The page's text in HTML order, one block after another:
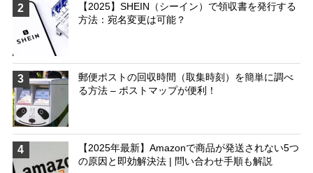
2
【2025】SHEIN（シーイン）で領収書を発行する
方法：宛名変更は可能？
3
郵便ポストの回収時間（取集時刻）を簡単に調べ
る方法 – ポストマップが便利！
4
【2025年最新】Amazonで商品が発送されない5つ
の原因と即効解決法 | 問い合わせ手順も解説